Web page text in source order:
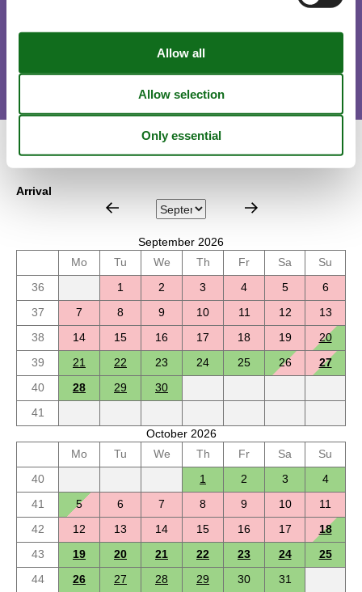
Short stay
Calendar
Arrival
September 2026
Mo
Tu We Th Fr Sa
Su
36
1 2 3 4 5
6
37
7 8 9 10 11 12
13
38
14 15 16 17 18 19
20
39
21 22 23 24 25 26
27
40
28 29
30
41
October 2026
Mo
Tu We Th Fr Sa
Su
40
1 2 3
4
41
5 6 7 8 9 10
11
42
12 13 14 15 16 17
18
43
19 20 21 22 23 24
25
44
26 27 28 29 30
31